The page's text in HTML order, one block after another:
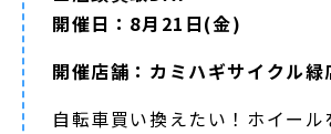
開催日：8月21日(金)
開催店舗：カミハギサイクル緑
自転車買い換えたい！ホイール